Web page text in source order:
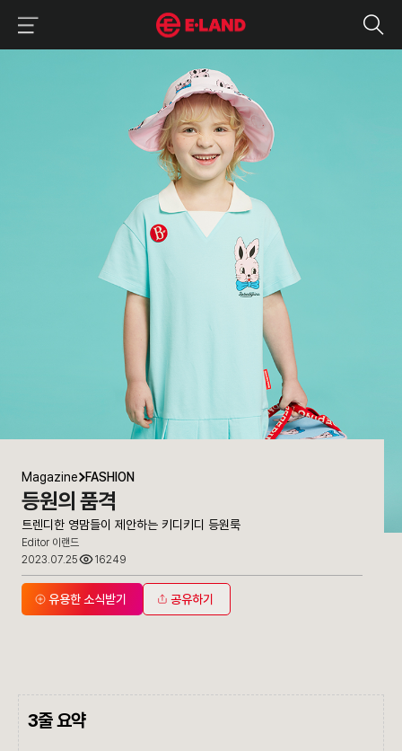
트렌디한 영맘들이 제안하는 키디키디 등원룩
매거진 상세보기
Magazine FASHION
등원의 품격
트렌디한 영맘들이 제안하는 키디키디 등원룩
Editor 이랜드
2023.07.25
16249
유용한 소식받기 공유하기
3줄 요약